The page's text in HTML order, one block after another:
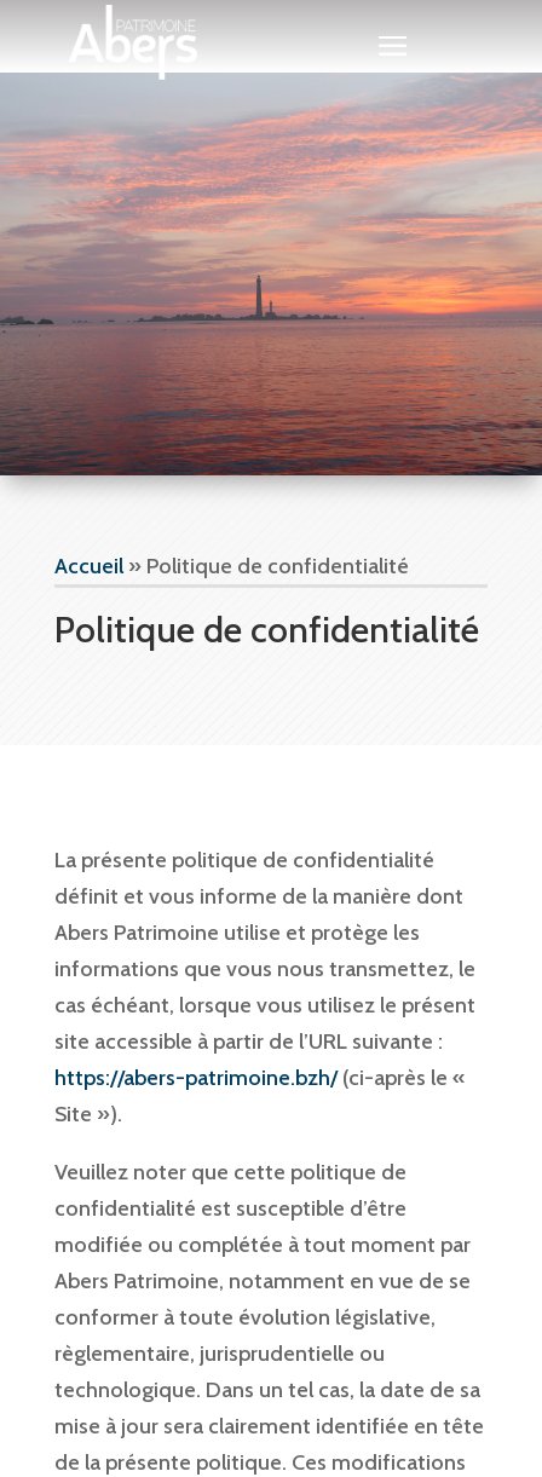
Accueil» Politique de confidentialité
Politique de confidentialité
La présente politique de confidentialité
définit et vous informe de la manière dont
Abers Patrimoine utilise et protège les
informations que vous nous transmettez, le
cas échéant, lorsque vous utilisez le présent
site accessible à partir de l’URL suivante :
https://abers-patrimoine.bzh/(ci-après le «
Site »).
Veuillez noter que cette politique de
confidentialité est susceptible d’être
modifiée ou complétée à tout moment par
Abers Patrimoine, notamment en vue de se
conformer à toute évolution législative,
règlementaire, jurisprudentielle ou
technologique. Dans un tel cas, la date de sa
mise à jour sera clairement identifiée en tête
de la présente politique. Ces modifications